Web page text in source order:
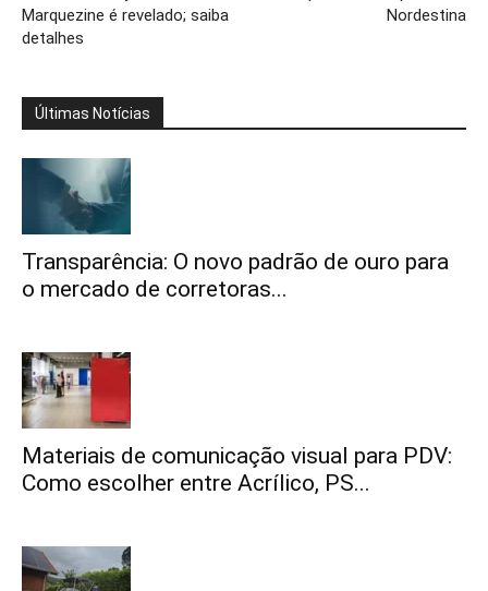
Marquezine é revelado; saiba
detalhes
Nordestina
Últimas Notícias
Transparência: O novo padrão de ouro para
o mercado de corretoras...
Materiais de comunicação visual para PDV:
Como escolher entre Acrílico, PS...